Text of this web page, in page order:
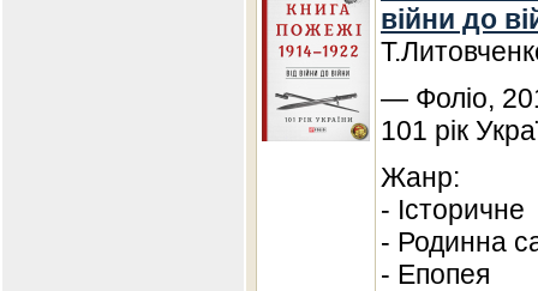
війни до
— Фоліо,
101 рік
Жанр:
- Історичне
- Родинна
- Епопея